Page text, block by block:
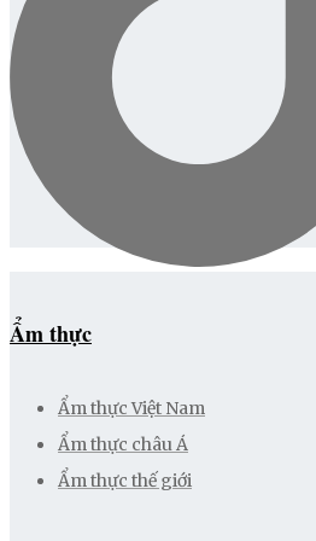
Ẩm thực
Ẩm thực Việt Nam
Ẩm thực châu Á
Ẩm thực thế giới